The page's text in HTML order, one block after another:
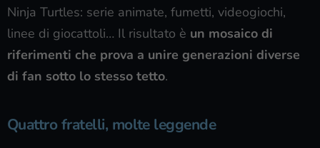
Ninja Turtles: serie animate, fumetti, videogiochi,
linee di giocattoli… Il risultato è un mosaico di
riferimenti che prova a unire generazioni diverse
di fan sotto lo stesso tetto.
Quattro fratelli, molte leggende